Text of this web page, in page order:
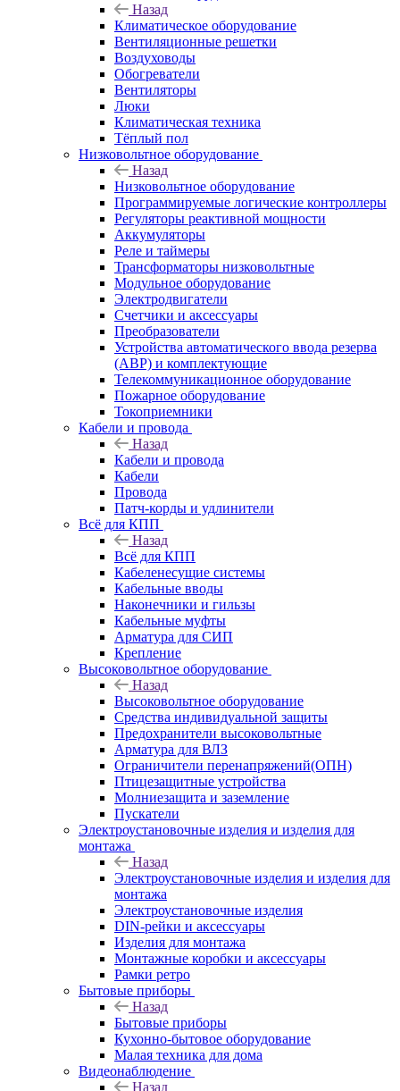
Назад
Климатическое оборудование
Вентиляционные решетки
Воздуховоды
Обогреватели
Вентиляторы
Люки
Климатическая техника
Тёплый пол
Низковольтное оборудование
Назад
Низковольтное оборудование
Программируемые логические контроллеры
Регуляторы реактивной мощности
Аккумуляторы
Реле и таймеры
Трансформаторы низковольтные
Модульное оборудование
Электродвигатели
Счетчики и аксессуары
Преобразователи
Устройства автоматического ввода резерва
(АВР) и комплектующие
Телекоммуникационное оборудование
Пожарное оборудование
Токоприемники
Кабели и провода
Назад
Кабели и провода
Кабели
Провода
Патч-корды и удлинители
Всё для КПП
Назад
Всё для КПП
Кабеленесущие системы
Кабельные вводы
Наконечники и гильзы
Кабельные муфты
Арматура для СИП
Крепление
Высоковольтное оборудование
Назад
Высоковольтное оборудование
Средства индивидуальной защиты
Предохранители высоковольтные
Арматура для ВЛЗ
Ограничители перенапряжений(ОПН)
Птицезащитные устройства
Молниезащита и заземление
Пускатели
Электроустановочные изделия и изделия для
монтажа
Назад
Электроустановочные изделия и изделия для
монтажа
Электроустановочные изделия
DIN-рейки и аксессуары
Изделия для монтажа
Монтажные коробки и аксессуары
Рамки ретро
Бытовые приборы
Назад
Бытовые приборы
Кухонно-бытовое оборудование
Малая техника для дома
Видеонаблюдение
Назад